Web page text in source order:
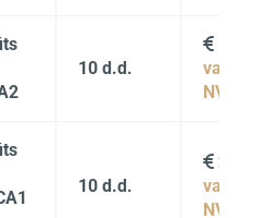
10 d.d.

vai
NVD
10 d.d.
 229
vai
NVD